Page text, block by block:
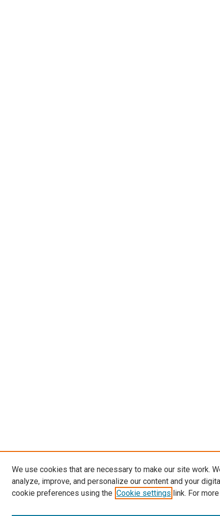
We use cookies that are necessary to make our site work.
analyze, improve, and personalize our content and your
cookie preferences using the Cookie settings link. For